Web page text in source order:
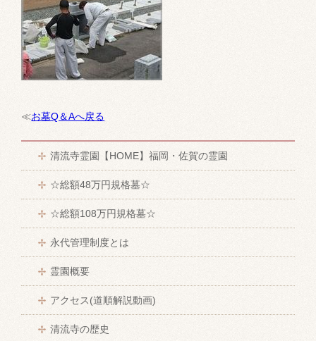
≪お墓Q＆Aへ戻る
清流寺霊園【HOME】福岡・佐賀の霊園
☆総額48万円規格墓☆
☆総額108万円規格墓☆
永代管理制度とは
霊園概要
アクセス(道順解説動画)
清流寺の歴史